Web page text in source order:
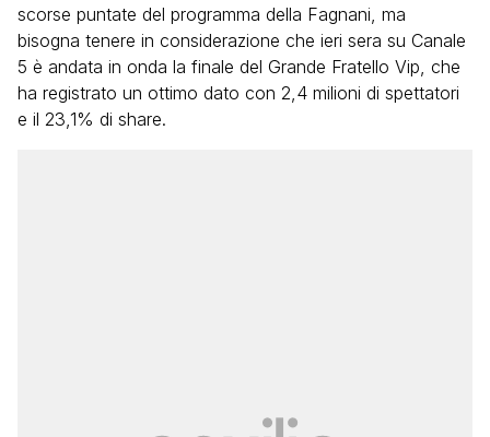
scorse puntate del programma della Fagnani, ma
bisogna tenere in considerazione che ieri sera su Canale
5 è andata in onda la finale del Grande Fratello Vip, che
ha registrato un ottimo dato con 2,4 milioni di spettatori
e il 23,1% di share.